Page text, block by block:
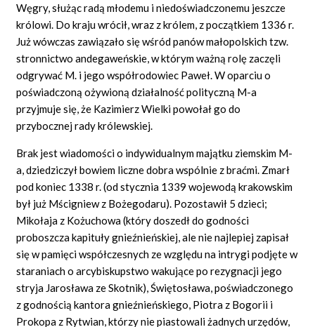
Węgry, służąc radą młodemu i niedoświadczonemu jeszcze
królowi. Do kraju wrócił, wraz z królem, z początkiem 1336 r.
Już wówczas zawiązało się wśród panów małopolskich tzw.
stronnictwo andegaweńskie, w którym ważną rolę zaczęli
odgrywać M. i jego współrodowiec Paweł. W oparciu o
poświadczoną ożywioną działalność polityczną M-a
przyjmuje się, że Kazimierz Wielki powołał go do
przybocznej rady królewskiej.
Brak jest wiadomości o indywidualnym majątku ziemskim M-
a, dziedziczył bowiem liczne dobra wspólnie z braćmi. Zmarł
pod koniec 1338 r. (od stycznia 1339 wojewodą krakowskim
był już Mścigniew z Bożegodaru). Pozostawił 5 dzieci;
Mikołaja z Kożuchowa (który doszedł do godności
proboszcza kapituły gnieźnieńskiej, ale nie najlepiej zapisał
się w pamięci współczesnych ze względu na intrygi podjęte w
staraniach o arcybiskupstwo wakujące po rezygnacji jego
stryja Jarosława ze Skotnik), Świętosława, poświadczonego
z godnością kantora gnieźnieńskiego, Piotra z Bogorii i
Prokopa z Rytwian, którzy nie piastowali żadnych urzędów,